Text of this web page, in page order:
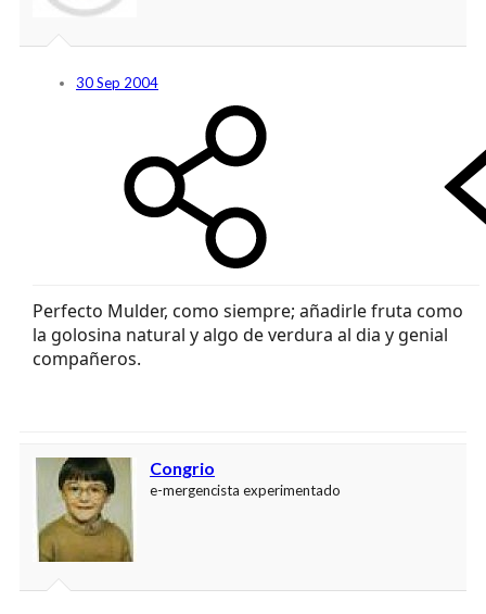
30 Sep 2004
Perfecto Mulder, como siempre; añadirle fruta como
la golosina natural y algo de verdura al dia y genial
compañeros.
Congrio
e-mergencista experimentado